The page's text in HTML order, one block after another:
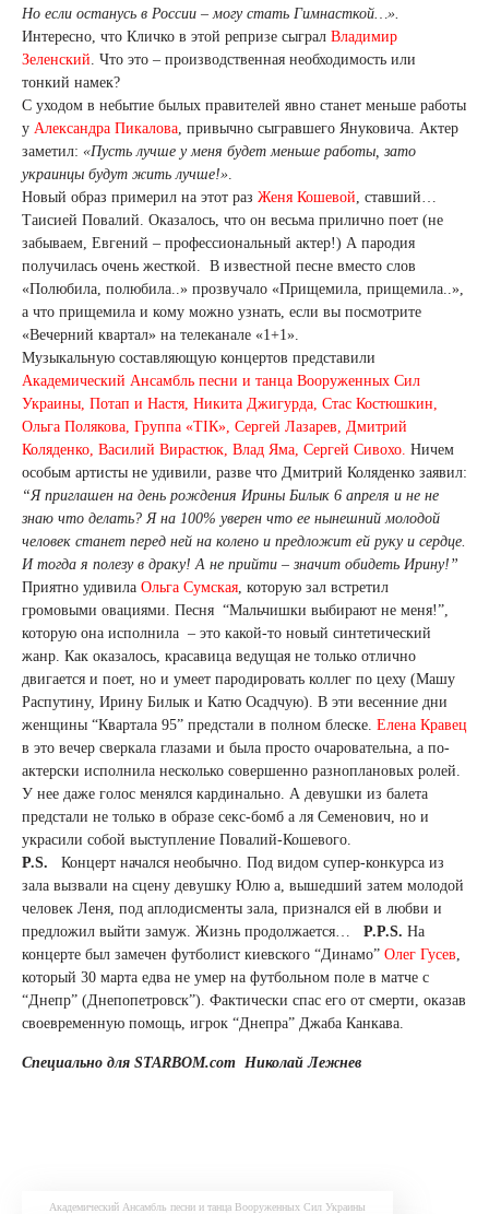
Но если останусь в России – могу стать Гимнасткой…».
Интересно, что Кличко в этой репризе сыграл Владимир
Зеленский. Что это – производственная необходимость или
тонкий намек?
С уходом в небытие былых правителей явно станет меньше работы
у Александра Пикалова, привычно сыгравшего Януковича. Актер
заметил: «Пусть лучше у меня будет меньше работы, зато
украинцы будут жить лучше!».
Новый образ примерил на этот раз Женя Кошевой, ставший…
Таисией Повалий. Оказалось, что он весьма прилично поет (не
забываем, Евгений – профессиональный актер!) А пародия
получилась очень жесткой. В известной песне вместо слов
«Полюбила, полюбила..» прозвучало «Прищемила, прищемила..»,
а что прищемила и кому можно узнать, если вы посмотрите
«Вечерний квартал» на телеканале «1+1».
Музыкальную составляющую концертов представили
Академический Ансамбль песни и танца Вооруженных Сил
Украины, Потап и Настя, Никита Джигурда, Стас Костюшкин,
Ольга Полякова, Группа «ТІК», Сергей Лазарев, Дмитрий
Коляденко, Василий Вирастюк, Влад Яма, Сергей Сивохо. Ничем
особым артисты не удивили, разве что Дмитрий Коляденко заявил:
“Я приглашен на день рождения Ирины Билык 6 апреля и не не
знаю что делать? Я на 100% уверен что ее нынешний молодой
человек станет перед ней на колено и предложит ей руку и сердце.
И тогда я полезу в драку! А не прийти – значит обидеть Ирину!”
Приятно удивила Ольга Сумская, которую зал встретил
громовыми овациями. Песня “Мальчишки выбирают не меня!”,
которую она исполнила – это какой-то новый синтетический
жанр. Как оказалось, красавица ведущая не только отлично
двигается и поет, но и умеет пародировать коллег по цеху (Машу
Распутину, Ирину Билык и Катю Осадчую). В эти весенние дни
женщины “Квартала 95” предстали в полном блеске. Елена Кравец
в это вечер сверкала глазами и была просто очаровательна, а по-
актерски исполнила несколько совершенно разноплановых ролей.
У нее даже голос менялся кардинально. А девушки из балета
предстали не только в образе секс-бомб а ля Семенович, но и
украсили собой выступление Повалий-Кошевого.
P.S.
Концерт начался необычно. Под видом супер-конкурса из
зала вызвали на сцену девушку Юлю а, вышедший затем молодой
человек Леня, под аплодисменты зала, признался ей в любви и
предложил выйти замуж. Жизнь продолжается… P.P.S. На
концерте был замечен футболист киевского “Динамо” Олег Гусев,
который 30 марта едва не умер на футбольном поле в матче с
“Днепр” (Днепопетровск”). Фактически спас его от смерти, оказав
своевременную помощь, игрок “Днепра” Джаба Канкава.
Специально для STARBOM.com Николай Лежнев
Академический Ансамбль песни и танца Вооруженных Сил Украины